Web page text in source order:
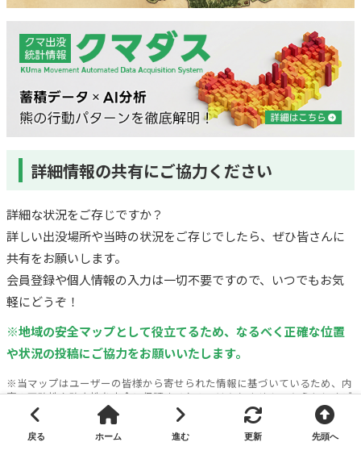
詳細情報の共有にご協力ください
詳細な状況をご存じですか？
詳しい出没場所や当時の状況をご存じでしたら、ぜひ皆さんに
共有をお願いします。
会員登録や個人情報の入力は一切不要ですので、いつでもお気
軽にどうぞ！
※地域の安全マップとして役立てるため、なるべく正確な位置
や状況の投稿にご協力をお願いいたします。
※当マップはユーザーの皆様から寄せられた情報に基づいているため、内
容の正確性や確実性を完全に保証するものではありません。あらかじめご
了承の上、各自のご判断でご利用ください（万が一のトラブルや損害等に
ついても、当サイトは一切の責任を負いかねます）。